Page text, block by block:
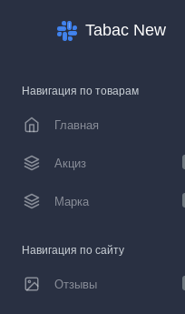
Tabac New
Навигация по товарам
Главная
Акциз
Марка
Навигация по сайту
Отзывы